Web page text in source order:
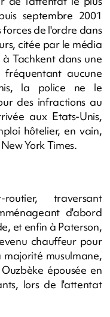
septembre 2001
de l'ordre dans
citée par le média
Tachkent dans une
aucune
la police ne le
des infractions au
aux Etats-Unis,
hôtelier, en vain,
York Times.
traversant
d'abord
et enfin à Paterson,
chauffeur pour
musulmane,
épousée en
lors de l'attentat